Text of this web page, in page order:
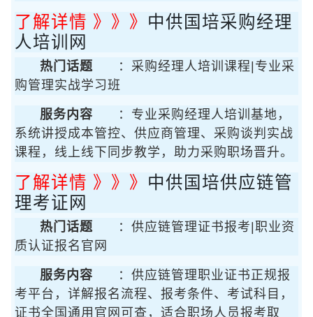
了解详情 》》》 中供国培采购经理
人培训网
热门话题
：采购经理人培训课程|专业采
购管理实战学习班
服务内容
：专业采购经理人培训基地，
系统讲授成本管控、供应商管理、采购谈判实战
课程，线上线下同步教学，助力采购职场晋升。
了解详情 》》》 中供国培供应链管
理考证网
热门话题
：供应链管理证书报考|职业资
质认证报名官网
服务内容
：供应链管理职业证书正规报
考平台，详解报名流程、报考条件、考试科目，
证书全国通用官网可查，适合职场人员报考取